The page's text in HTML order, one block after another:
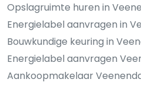
Opslagruimte huren in
Energielabel aanvragen in
Bouwkundige keuring in
Energielabel aanvragen
Aankoopmakelaar